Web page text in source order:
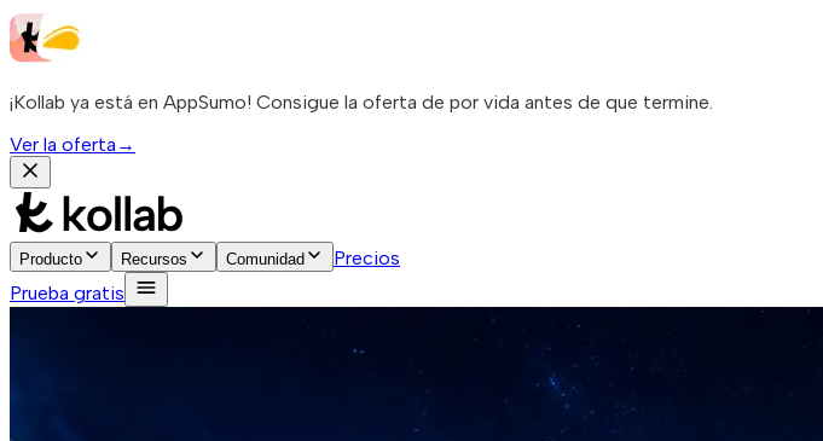
¡Kollab ya está en AppSumo! Consigue la oferta de por vida antes de que termine.
Ver la oferta →
Producto Recursos Comunidad
Precios
Prueba gratis